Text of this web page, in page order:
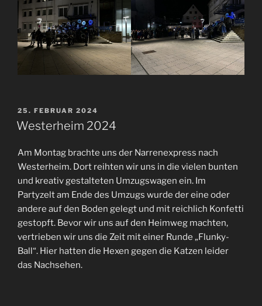
VERÖFFENTLICHT
AM
25. FEBRUAR 2024
Westerheim 2024
Am Montag brachte uns der Narrenexpress nach
Westerheim. Dort reihten wir uns in die vielen bunten
und kreativ gestalteten Umzugswagen ein. Im
Partyzelt am Ende des Umzugs wurde der eine oder
andere auf den Boden gelegt und mit reichlich Konfetti
gestopft. Bevor wir uns auf den Heimweg machten,
vertrieben wir uns die Zeit mit einer Runde „Flunky-
Ball“. Hier hatten die Hexen gegen die Katzen leider
das Nachsehen.